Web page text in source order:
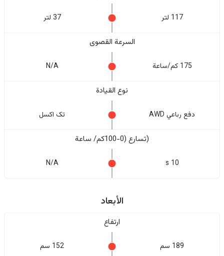
117 لتر 37 لتر
السرعة القصوى
175 كم/ساعة N/A
نوع القيادة
دفع رباعي AWD تک اکسل
(تسارع (0-100كم/ ساعة
10 s
N/A
الأبعاد
ارتفاع
189 سم 152 سم